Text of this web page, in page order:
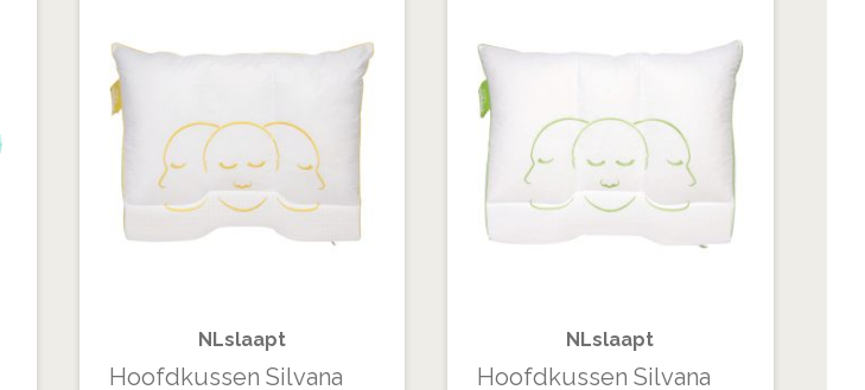
TOEVOEGEN
OM
VERGELIJKEN
VOEG
VERLANGLIJST
TOEVOEGEN
NLslaapt
Hoofdkussen Silvana
VOEG
NLslaapt
Hoofdkussen Silvana